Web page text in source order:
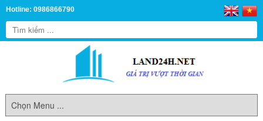
Hotline: 0986866790